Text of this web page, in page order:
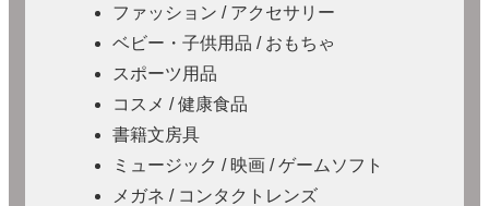
ファッション / アクセサリー
ベビー・子供用品 / おもちゃ
スポーツ用品
コスメ / 健康食品
書籍文房具
ミュージック / 映画 / ゲームソフト
メガネ / コンタクトレンズ